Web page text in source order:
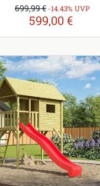
Verkaufspreis:
599,00 €
Regulärer Preis:
699,99 € -14.43% UVP